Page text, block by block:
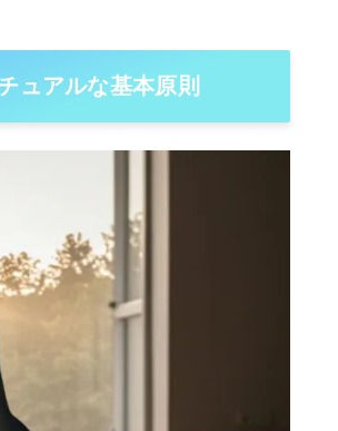
ュアルな基本原則